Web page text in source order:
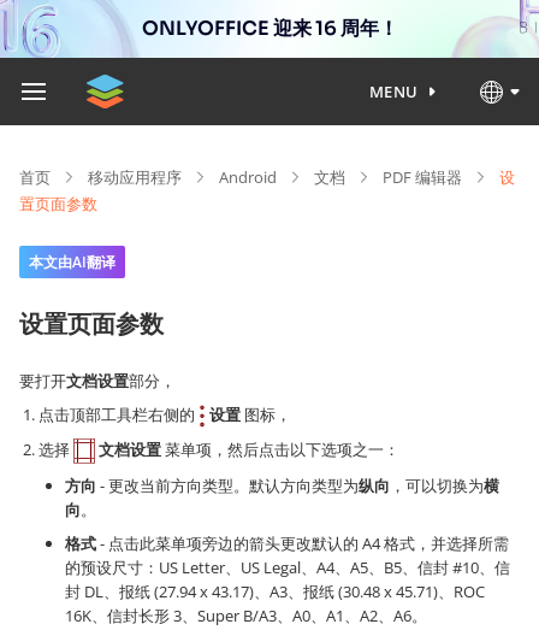
ONLYOFFICE 迎来 16 周年！
MENU
首页 移动应用程序 Android 文档 PDF 编辑器
设
置页面参数
本文由AI翻译
设置页面参数
要打开文档设置部分，
点击顶部工具栏右侧的
设置 图标，
选择
文档设置菜单项，然后点击以下选项之一：
方向 - 更改当前方向类型。默认方向类型为纵向 ，可以切换为横
向。
格式- 点击此菜单项旁边的箭头更改默认的 A4 格式，并选择所需
的预设尺寸：US Letter、US Legal、A4、A5、B5、信封 #10、信
封 DL、报纸 (27.94 х 43.17)、A3、报纸 (30.48 х 45.71)、ROC
16K、信封长形 3、Super B/A3、A0、A1、A2、A6。